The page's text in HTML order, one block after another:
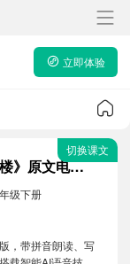
立即体验
九年级下册语文《天下第一楼》原文电子版带拼音朗读音频
级下册
，带拼音朗读、写
切换课文